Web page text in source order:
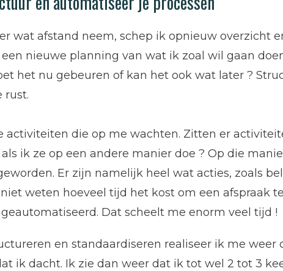
wat afstand neem, schep ik opnieuw overzicht
nieuwe planning van wat ik zoal wil gaan
het nu gebeuren of kan het ook wat later ?
rust.
activiteiten die op me wachten. Zitten er
ik ze op een andere manier doe ? Op die
Er zijn namelijk heel wat acties, zoals
weten hoeveel tijd het kost om een afspraak
Dat scheelt me enorm veel tijd !
en standaardiseren realiseer ik me weer
ik dacht. Ik zie dan weer dat ik tot wel 2 tot 3